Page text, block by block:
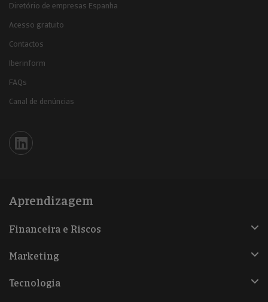
Diretório de empresas Espanha
Acesso gratuito
Contactos
Iberinform
FAQs
Canal de denúncias
Iberinform en Linkedin
Aprendizagem
Financeira e Riscos
Marketing
Tecnologia